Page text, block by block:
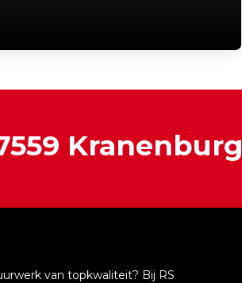
Kranenburg
van topkwaliteit? Bij RS